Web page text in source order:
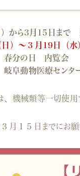
から3月15日まで
）～３月19日（水
春分の日 内覧会
阜動物医療センタ
機械類等一切使用
月１５日までにお願